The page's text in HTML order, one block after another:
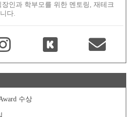
인과 학부모를 위한 멘토링, 재테크
다.
수상